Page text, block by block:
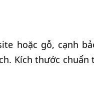
hoặc gỗ, cạnh
Kích thước chuẩn